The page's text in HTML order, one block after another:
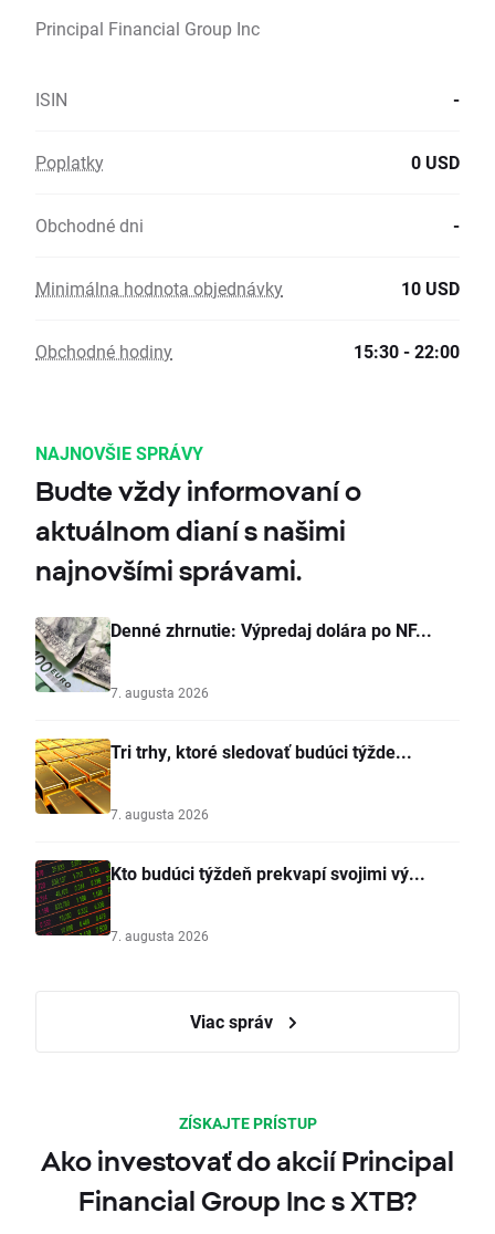
Principal Financial Group Inc
ISIN -
Poplatky 0 USD
Obchodné dni -
Minimálna hodnota objednávky 10 USD
Obchodné hodiny 15:30 - 22:00
NAJNOVŠIE SPRÁVY
Budte vždy informovaní o
aktuálnom dianí s našimi
najnovšími správami.
Denné zhrnutie: Výpredaj dolára po NF...
7. augusta 2026
Tri trhy, ktoré sledovať budúci týžde...
7. augusta 2026
Kto budúci týždeň prekvapí svojimi vý...
7. augusta 2026
Viac správ
ZÍSKAJTE PRÍSTUP
Ako investovať do akcií Principal
Financial Group Inc s XTB?